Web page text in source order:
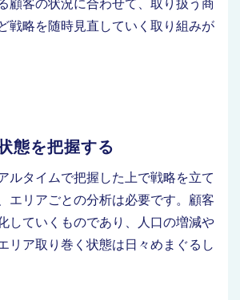
戦略を随時見直していく取り組みが
態を把握する
ルタイムで把握した上で戦略を立て
エリアごとの分析は必要です。顧客
していくものであり、人口の増減や
リア取り巻く状態は日々めまぐるし